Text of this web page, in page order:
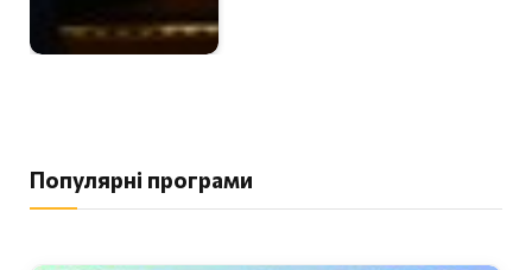
Популярні програми